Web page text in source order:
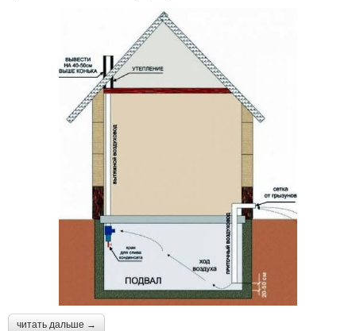
читать дальше →